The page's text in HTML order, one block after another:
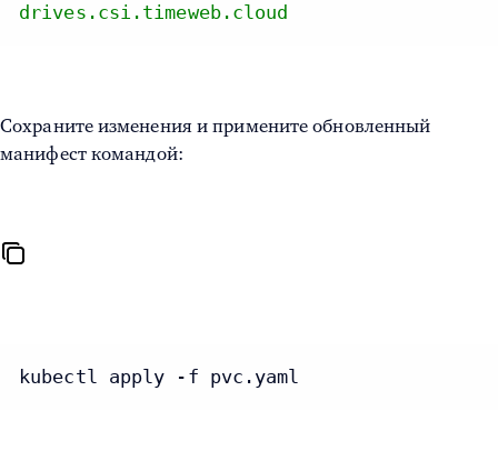
drives.csi.timeweb.cloud
Сохраните изменения и примените обновленный
манифест командой:
kubectl apply -f pvc.yaml